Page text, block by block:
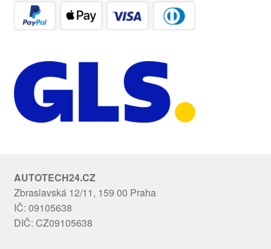
AUTOTECH24.CZ
Zbraslavská 12/11, 159 00 Praha
IČ: 09105638
DIČ: CZ09105638